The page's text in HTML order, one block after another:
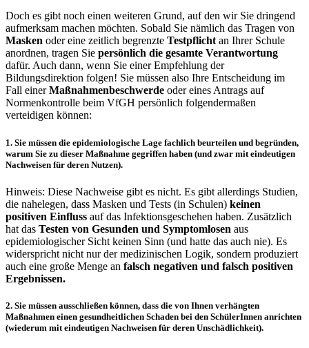
Doch es gibt noch einen weiteren Grund, auf den wir Sie dringend
aufmerksam machen möchten. Sobald Sie nämlich das Tragen von
Masken oder eine zeitlich begrenzte Testpflicht an Ihrer Schule
anordnen, tragen Sie persönlich die gesamte Verantwortung
dafür. Auch dann, wenn Sie einer Empfehlung der
Bildungsdirektion folgen! Sie müssen also Ihre Entscheidung im
Fall einerMaßnahmenbeschwerde oder eines Antrags auf
Normenkontrolle beim VfGH persönlich folgendermaßen
verteidigen können:
1. Sie müssen die epidemiologische Lage fachlich beurteilen und begründen,
warum Sie zu dieser Maßnahme gegriffen haben (und zwar mit eindeutigen
Nachweisen für deren Nutzen).
Hinweis: Diese Nachweise gibt es nicht. Es gibt allerdings Studien,
die nahelegen, dass Masken und Tests (in Schulen) keinen
positiven Einfluss auf das Infektionsgeschehen haben. Zusätzlich
hat das Testen von Gesunden und Symptomlosen aus
epidemiologischer Sicht keinen Sinn (und hatte das auch nie). Es
widerspricht nicht nur der medizinischen Logik, sondern produziert
auch eine große Menge an falsch negativen und falsch positiven
Ergebnissen.
2. Sie müssen ausschließen können, dass die von Ihnen verhängten
Maßnahmen einen gesundheitlichen Schaden bei den SchülerInnen anrichten
(wiederum mit eindeutigen Nachweisen für deren Unschädlichkeit).